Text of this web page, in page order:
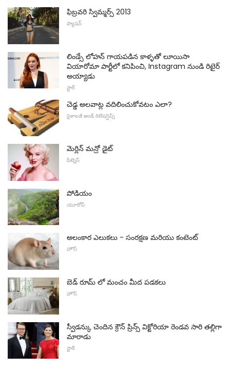
ఫిబ్రవరి స్విమ్మర్స్ 2013
ఫ్యాషన్
లిండ్సే లోహన్ గాయపడిన కాళ్ళతో లూయిసా
వియారోమా పార్టీలో కనిపించి, Instagram నుండి రిటైర్
అయ్యాడు
స్టార్
చెడ్డ అలవాట్ల వదిలించుకోవటం ఎలా?
సైకాలజీ అండ్ రిలేషన్షిప్స్
మెర్లిన్ మన్రో డైట్
ఫిట్నెస్
పోడియం
యూరోప్
అలంకార ఎలుకలు - సంరక్షణ మరియు కంటెంట్
హౌస్
బెడ్ రూమ్ లో మంచం మీద పడకలు
హౌస్
స్వీడన్కు చెందిన క్రౌన్ ప్రిన్స్ విక్టోరియా రెండవ సారి తల్లిగా
మారాడు
స్టార్